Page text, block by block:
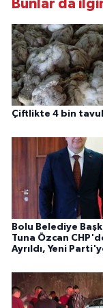
Bunlar da
Çiftlikte 4 bin
Bolu Belediye
Tuna Özcan
Ayrıldı, Yeni